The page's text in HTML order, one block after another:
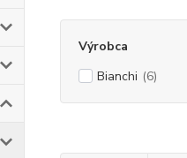
Výrobca
Bianchi (6)